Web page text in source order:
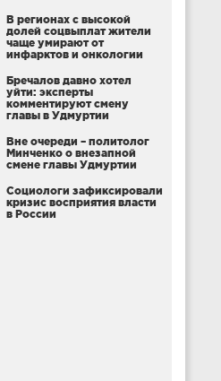
В регионах с высокой
долей соцвыплат жители
чаще умирают от
инфарктов и онкологии
Бречалов давно хотел
уйти: эксперты
комментируют смену
главы в Удмуртии
Вне очереди – политолог
Минченко о внезапной
смене главы Удмуртии
Социологи зафиксировали
кризис восприятия власти
в России